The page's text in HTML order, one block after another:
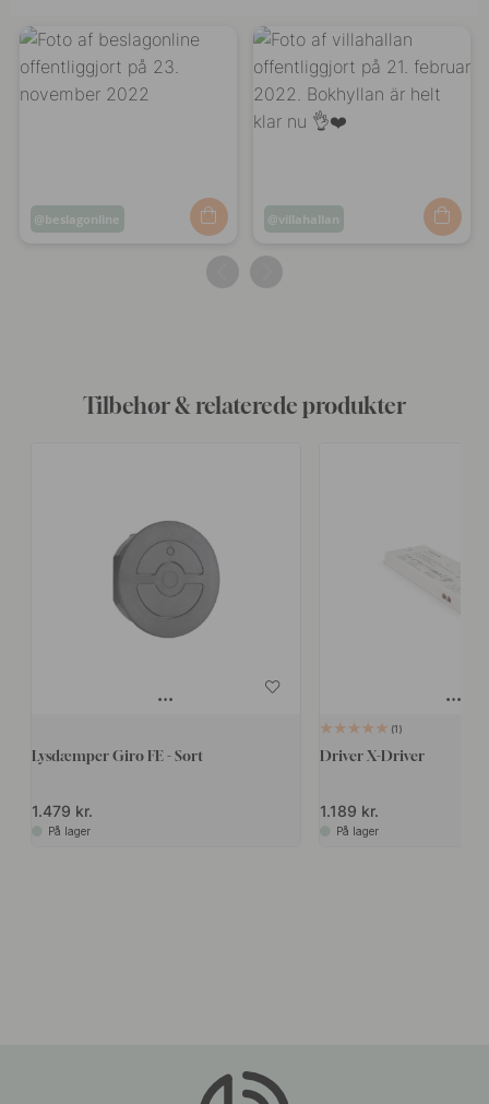
Opslag
beslagonline
Opslag
af
villahallan
Tilbehør & relaterede produkter
Lysdæmper Giro FE - Sort
1.479 kr.
På lager
1
Driver X-Driver
1.189 kr.
På lager